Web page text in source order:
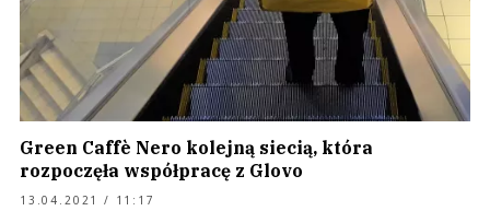
Green Caffè Nero kolejną siecią, która
rozpoczęła współpracę z Glovo
13.04.2021 / 11:17